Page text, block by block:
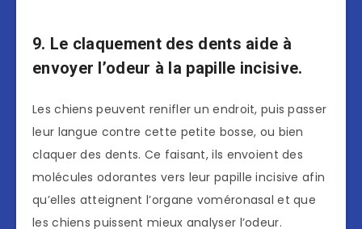
9. Le claquement des dents aide à
envoyer l’odeur à la papille incisive.
Les chiens peuvent renifler un endroit, puis passer
leur langue contre cette petite bosse, ou bien
claquer des dents. Ce faisant, ils envoient des
molécules odorantes vers leur papille incisive afin
qu’elles atteignent l’organe voméronasal et que
les chiens puissent mieux analyser l’odeur.